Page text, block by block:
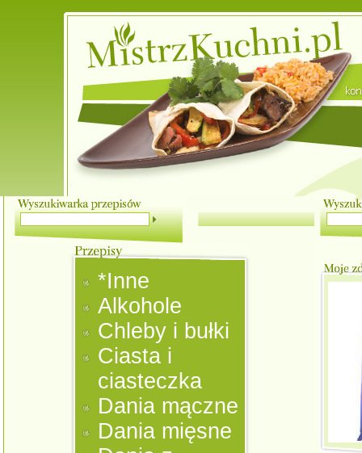
*Inne
Alkohole
Chleby i bułki
Ciasta i
ciasteczka
Dania mączne
Dania mięsne